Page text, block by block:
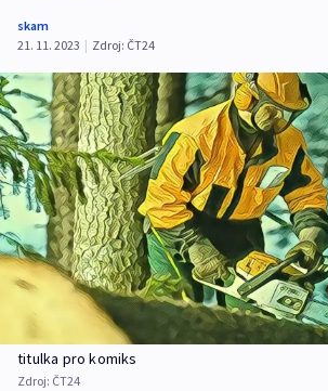
skam
21. 11. 2023 | Zdroj: ČT24
titulka pro komiks
Zdroj: ČT24